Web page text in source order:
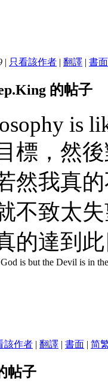
| 只看該作者 | 翻譯 | 書面
的帖子
is
標，然
然我真
不致太
的達到
is but the Devil is in
該作者 | 翻譯 | 書面 | 简
帖子